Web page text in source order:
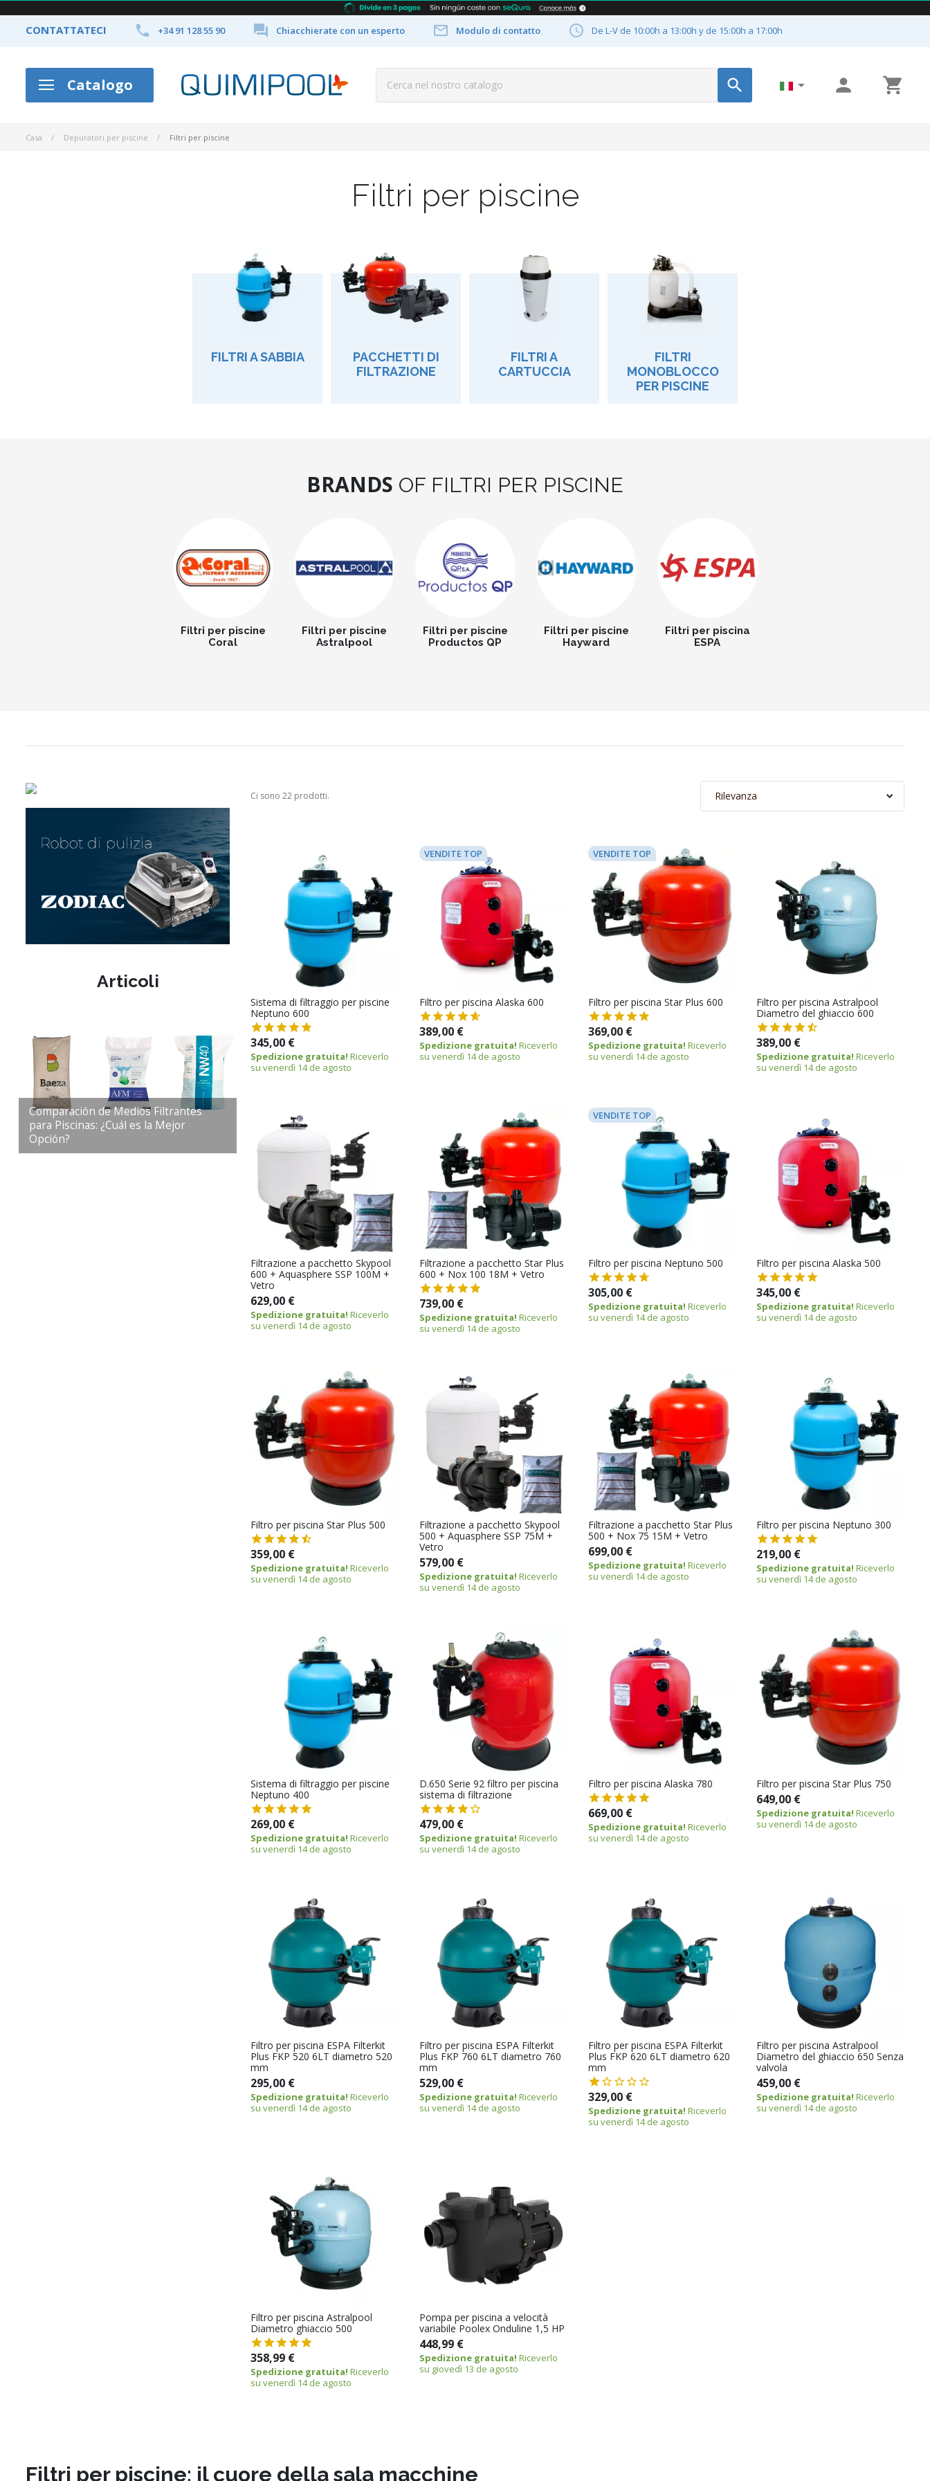
CONTATTATECI  +34 91 128 55 90  Chiacchierate con un esperto  Modulo di contatto  De L-V de 10:00h a 13:00h y de 15:00h a 17:00h
Catalogo    
Casa Depuratori per piscine Filtri per piscine
Filtri per piscine
FILTRI A SABBIA
PACCHETTI DI
FILTRAZIONE
FILTRI A
CARTUCCIA
FILTRI
MONOBLOCCO
PER PISCINE
BRANDS OF FILTRI PER PISCINE
Filtri per piscine
Coral
Filtri per piscine
Astralpool
Filtri per piscine
Productos QP
Filtri per piscine
Hayward
Filtri per piscina
ESPA
Articoli
Comparación de Medios Filtrantes
para Piscinas: ¿Cuál es la Mejor
Opción?
Ci sono 22 prodotti. Rilevanza
Sistema di filtraggio per piscine
Neptuno 600
345,00 €
Spedizione gratuita! Riceverlo
su venerdì 14 de agosto
VENDITE TOP
Filtro per piscina Alaska 600
389,00 €
Spedizione gratuita! Riceverlo
su venerdì 14 de agosto
VENDITE TOP
Filtro per piscina Star Plus 600
369,00 €
Spedizione gratuita! Riceverlo
su venerdì 14 de agosto
Filtro per piscina Astralpool
Diametro del ghiaccio 600
389,00 €
Spedizione gratuita! Riceverlo
su venerdì 14 de agosto
Filtrazione a pacchetto Skypool
600 + Aquasphere SSP 100M +
Vetro
629,00 €
Spedizione gratuita! Riceverlo
su venerdì 14 de agosto
Filtrazione a pacchetto Star Plus
600 + Nox 100 18M + Vetro
739,00 €
Spedizione gratuita! Riceverlo
su venerdì 14 de agosto
VENDITE TOP
Filtro per piscina Neptuno 500
305,00 €
Spedizione gratuita! Riceverlo
su venerdì 14 de agosto
Filtro per piscina Alaska 500
345,00 €
Spedizione gratuita! Riceverlo
su venerdì 14 de agosto
Filtro per piscina Star Plus 500
359,00 €
Spedizione gratuita! Riceverlo
su venerdì 14 de agosto
Filtrazione a pacchetto Skypool
500 + Aquasphere SSP 75M +
Vetro
579,00 €
Spedizione gratuita! Riceverlo
su venerdì 14 de agosto
Filtrazione a pacchetto Star Plus
500 + Nox 75 15M + Vetro
699,00 €
Spedizione gratuita! Riceverlo
su venerdì 14 de agosto
Filtro per piscina Neptuno 300
219,00 €
Spedizione gratuita! Riceverlo
su venerdì 14 de agosto
Sistema di filtraggio per piscine
Neptuno 400
269,00 €
Spedizione gratuita! Riceverlo
su venerdì 14 de agosto
D.650 Serie 92 filtro per piscina
sistema di filtrazione
479,00 €
Spedizione gratuita! Riceverlo
su venerdì 14 de agosto
Filtro per piscina Alaska 780
669,00 €
Spedizione gratuita! Riceverlo
su venerdì 14 de agosto
Filtro per piscina Star Plus 750
649,00 €
Spedizione gratuita! Riceverlo
su venerdì 14 de agosto
Filtro per piscina ESPA Filterkit
Plus FKP 520 6LT diametro 520
mm
295,00 €
Spedizione gratuita! Riceverlo
su venerdì 14 de agosto
Filtro per piscina ESPA Filterkit
Plus FKP 760 6LT diametro 760
mm
529,00 €
Spedizione gratuita! Riceverlo
su venerdì 14 de agosto
Filtro per piscina ESPA Filterkit
Plus FKP 620 6LT diametro 620
mm
329,00 €
Spedizione gratuita! Riceverlo
su venerdì 14 de agosto
Filtro per piscina Astralpool
Diametro del ghiaccio 650 Senza
valvola
459,00 €
Spedizione gratuita! Riceverlo
su venerdì 14 de agosto
Filtro per piscina Astralpool
Diametro ghiaccio 500
358,99 €
Spedizione gratuita! Riceverlo
su venerdì 14 de agosto
Pompa per piscina a velocità
variabile Poolex Onduline 1,5 HP
448,99 €
Spedizione gratuita! Riceverlo
su giovedì 13 de agosto
Filtri per piscine: il cuore della sala macchine